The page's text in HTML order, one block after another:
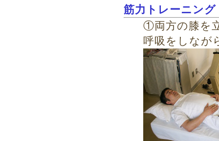
筋力トレーニング
①両方の膝を
呼吸をしなが